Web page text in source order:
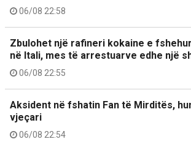
06/08 22:58
Zbulohet një rafineri kokaine e
në Itali, mes të arrestuarve edhe një
06/08 22:55
Aksident në fshatin Fan të Mirditës,
vjeçari
06/08 22:54